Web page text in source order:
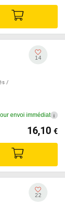
/
14
envoi immédiat i
16,10 €
22